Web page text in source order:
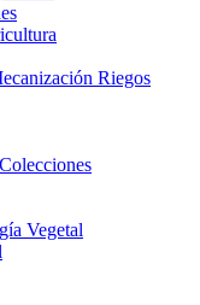
Riegos
Vegetal